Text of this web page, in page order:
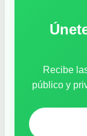
Recibe
público y